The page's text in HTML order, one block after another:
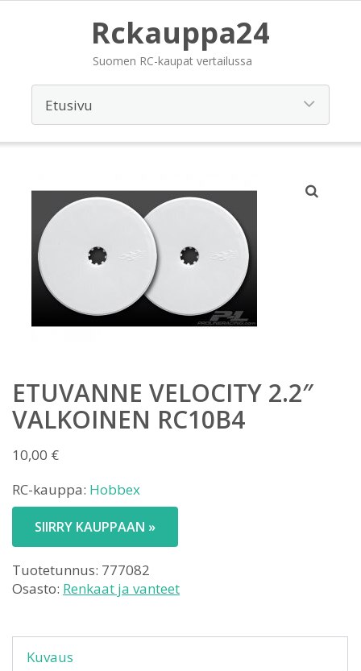
Rckauppa24
Suomen RC-kaupat vertailussa
ETUVANNE VELOCITY 2.2″
VALKOINEN RC10B4
10,00 €
RC-kauppa: Hobbex
SIIRRY KAUPPAAN »
Tuotetunnus: 777082
Osasto: Renkaat ja vanteet
Kuvaus